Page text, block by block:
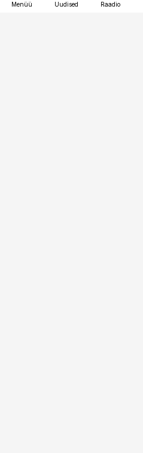
Menüü Uudised Raadio